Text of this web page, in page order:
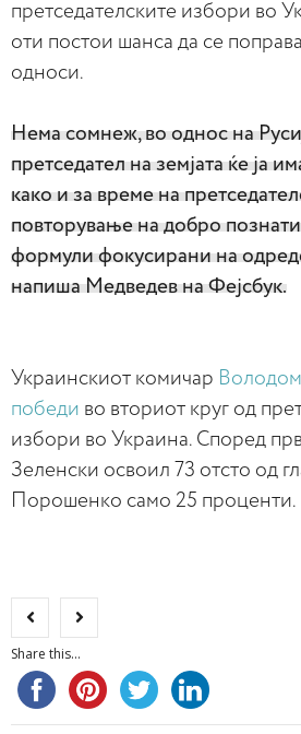
претседателските избори во
оти постои шанса да се
односи.
Нема сомнеж, во однос на
претседател на земјата ќе ја
како и за време на
повторување на добро
формули фокусирани на
напиша Медведев на Фејсбук.
Украинскиот комичар
победи во вториот круг од
избори во Украина. Според
Зеленски освоил 73 отсто од
Порошенко само 25 проценти.
Share this...